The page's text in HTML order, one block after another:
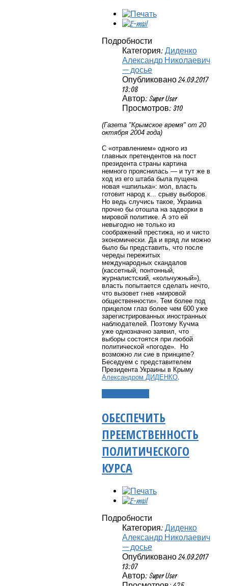
Подробности
Категория: Диденко
Александр Николаевич
— досье
Опубликовано 24.09.2017
13:08
Автор: Super User
Просмотров: 310
(Газета "Крымское время" от 20
октября 2004 года)
С «отравлением» одного из
главных претендентов на пост
президента страны картина
немного прояснилась — и тут же в
ход из его штаба была пущена
новая «шпилька»: мол, власть
готовит народ к... срыву выборов.
Но ведь случись такое, Украина
прочно бы отошла на задворки в
мировой политике. А это ей
невыгодно не только из
соображений престижа, но и чисто
экономически. Да и вряд ли можно
было бы представить, что после
череды пережитых
международных скандалов
(кассетный, понтонный,
журналистский, «кольчужный»),
власть попытается сделать нечто,
что вызовет гнев «мировой
общественности». Тем более под
прицелом глаз более чем 600 уже
зарегистрированных иностранных
наблюдателей. Поэтому Кучма
уже однозначно заявил, что
выборы состоятся при любой
политической «погоде».
Но
возможно ли сие в принципе?
Беседуем с представителем
Президента Украины в Крыму
Александром ДИДЕНКО.
ОБЕСПЕЧИТЬ
ПРЕЕМСТВЕННОСТЬ
ПОЛИТИЧЕСКОГО
КУРСА
Подробности
Категория: Диденко
Александр Николаевич
— досье
Опубликовано 24.09.2017
13:07
Автор: Super User